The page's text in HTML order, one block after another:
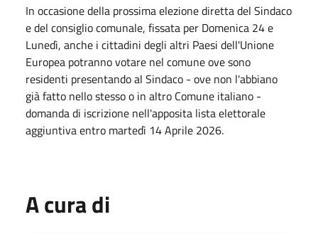
In occasione della prossima elezione diretta del Sindaco
e del consiglio comunale, fissata per Domenica 24 e
Lunedì, anche i cittadini degli altri Paesi dell'Unione
Europea potranno votare nel comune ove sono
residenti presentando al Sindaco - ove non l'abbiano
già fatto nello stesso o in altro Comune italiano -
domanda di iscrizione nell'apposita lista elettorale
aggiuntiva entro martedì 14 Aprile 2026.
A cura di